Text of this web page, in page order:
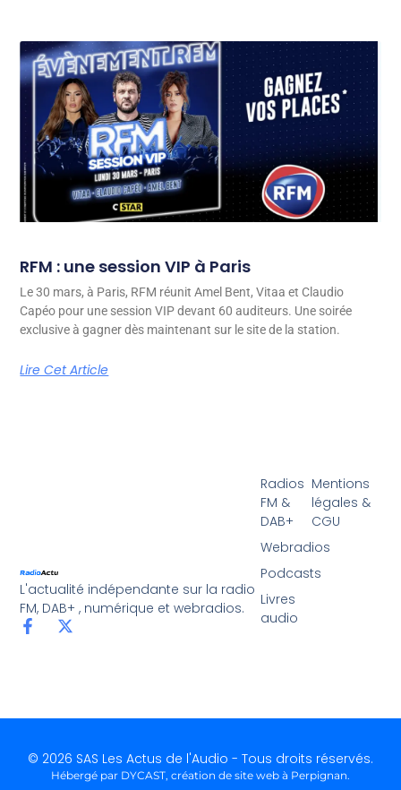
RFM : une session VIP à Paris
Le 30 mars, à Paris, RFM réunit Amel Bent, Vitaa et Claudio
Capéo pour une session VIP devant 60 auditeurs. Une soirée
exclusive à gagner dès maintenant sur le site de la station.
Lire Cet Article
L'actualité indépendante sur la radio
FM, DAB+ , numérique et webradios.
Radios
FM &
DAB+
Webradios
Podcasts
Livres
audio
Mentions
légales &
CGU
© 2026 SAS Les Actus de l'Audio - Tous droits réservés.
Hébergé par DYCAST, création de site web à Perpignan.